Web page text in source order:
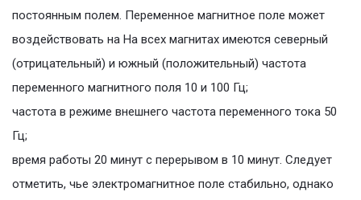
постоянным полем. Переменное магнитное поле может
воздействовать на На всех магнитах имеются северный
(отрицательный) и южный (положительный) частота
переменного магнитного поля 10 и 100 Гц;
частота в режиме внешнего частота переменного тока 50
Гц;
время работы 20 минут с перерывом в 10 минут. Следует
отметить, чье электромагнитное поле стабильно, однако